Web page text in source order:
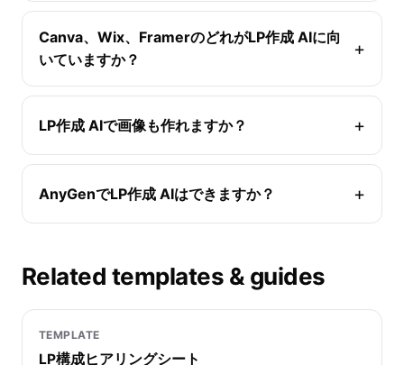
Canva、Wix、FramerのどれがLP作成 AIに向
いていますか？
LP作成 AIで画像も作れますか？
AnyGenでLP作成 AIはできますか？
Related templates & guides
TEMPLATE
LP構成ヒアリングシート